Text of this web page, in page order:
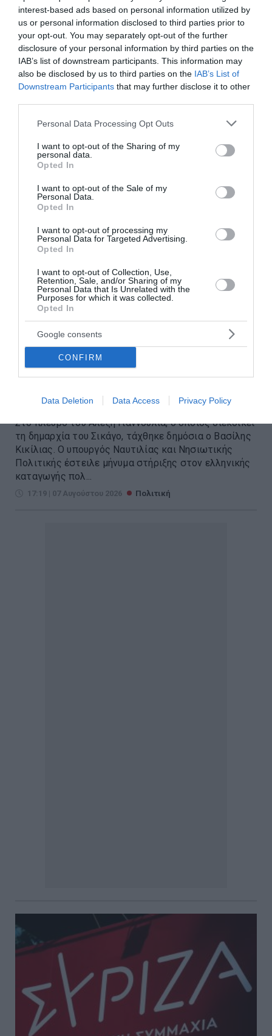
interest-based ads based on personal information utilized by
us or personal information disclosed to third parties prior to
your opt-out. You may separately opt-out of the further
disclosure of your personal information by third parties on the
IAB’s list of downstream participants. This information may
also be disclosed by us to third parties on the IAB’s List of
Downstream Participants that may further disclose it to other
Please note that this website/app uses one or more Google
not limited to your visit or usage behaviour. You may click to
grant or deny consent to Google and its third-party tags to
use your data for below specified purposes in below Google
consent section.
Personal Data Processing Opt Outs
I want to opt-out of the Sharing of my
personal data.
Opted In
I want to opt-out of the Sale of my
Personal Data.
Opted In
I want to opt-out of processing my
Personal Data for Targeted Advertising.
Opted In
I want to opt-out of Collection, Use,
Retention, Sale, and/or Sharing of my
Personal Data that Is Unrelated with the
Purposes for which it was collected.
Opted In
Google consents
CONFIRM
Data Deletion Data Access Privacy Policy
Λατινοπούλου: «Η τρομακτική
εισβολή στη Θέουτα αναδεικνύει
και την ανυπαρξία της Ε.Ε.»
«Η έκτακτη συνεδρίαση της Επιτροπής LIBE
(Επιτροπή Πολιτικών Ελευθεριών, Δικαιοσύνης και
πρόεδρος της ΦΩΝΗΣ ΛΟΓΙΚΗΣ Αφροδίτη Λατ...
23:34 | 07 Αυγούστου 2026 Πολιτική
Ο Κικίλιας στηρίζει την
υποψηφιότητα Γιαννούλια για
τη δημαρχία του Σικάγο
Στο πλευρό του Αλέξη Γιαννούλια, ο οποίος διεκδικεί
τη δημαρχία του Σικάγο, τάχθηκε δημόσια ο Βασίλης
Κικίλιας. Ο υπουργός Ναυτιλίας και Νησιωτικής
Πολιτικής έστειλε μήνυμα στήριξης στον ελληνικής
καταγωγής πολ...
17:19 | 07 Αυγούστου 2026 Πολιτική